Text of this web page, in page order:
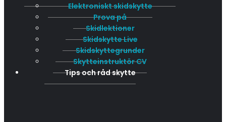
Elektroniskt skidskytte
Prova på
Skidlektioner
Skidskytte Live
Skidskyttegrunder
Skytteinstruktör CV
Tips och råd skytte